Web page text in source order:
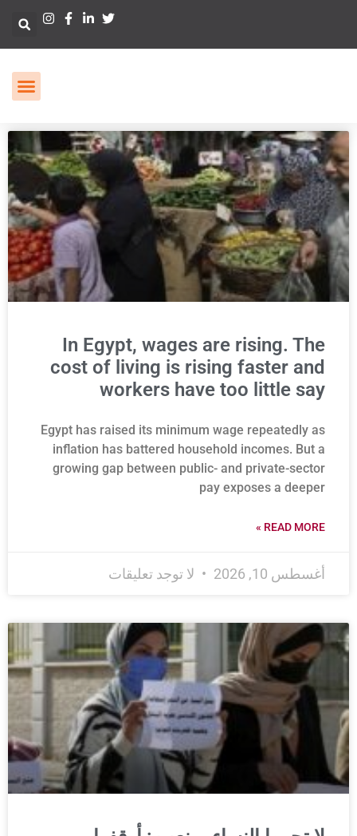
In Egypt, wages are rising. The
cost of living is rising faster and
workers have too little say
Egypt has raised its minimum wage repeatedly as
inflation has battered household incomes. But a
growing gap between public- and private-sector
pay exposes a deeper
READ MORE »
أغسطس 10, 2026 لا توجد تعليقات